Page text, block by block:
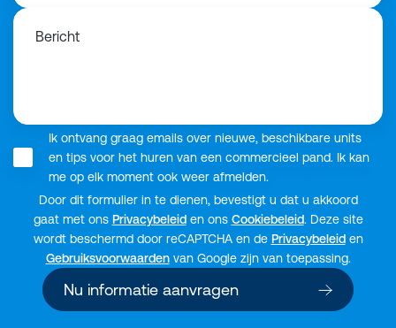
Bericht
Ik ontvang graag emails over nieuwe, beschikbare units
en tips voor het huren van een commercieel pand. Ik kan
me op elk moment ook weer afmelden.
Door dit formulier in te dienen, bevestigt u dat u akkoord
gaat met ons Privacybeleiden ons Cookiebeleid. Deze site
wordt beschermd door reCAPTCHA en de Privacybeleiden
Gebruiksvoorwaardenvan Google zijn van toepassing.
Nu informatie aanvragen